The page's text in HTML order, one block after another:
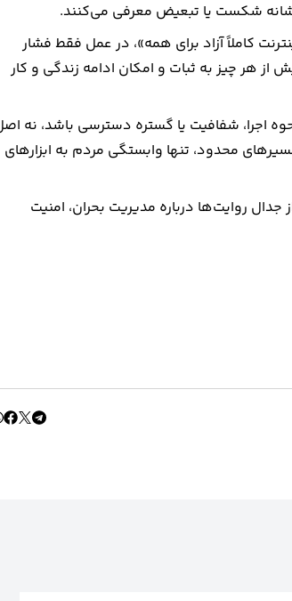
کاملاً آزاد برای همه»، در عمل فقط فشار
هر چیز به ثبات و امکان ادامه زندگی و کار
اجرا، شفافیت یا گستره دسترسی باشد، نه
محدود، تنها وابستگی مردم به ابزارهای
روایت‌ها درباره مدیریت بحران، امنیت